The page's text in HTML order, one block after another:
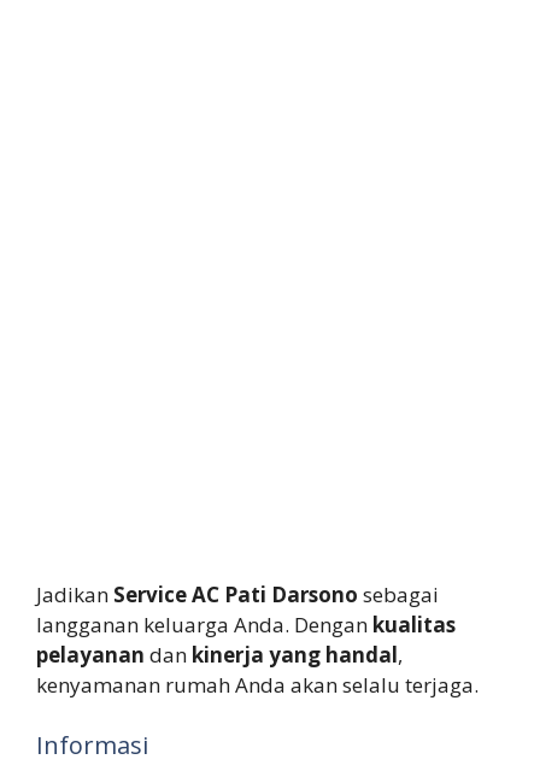
Jadikan Service AC Pati Darsono sebagai
langganan keluarga Anda. Dengan kualitas
pelayanan dan kinerja yang handal,
kenyamanan rumah Anda akan selalu terjaga.
Informasi